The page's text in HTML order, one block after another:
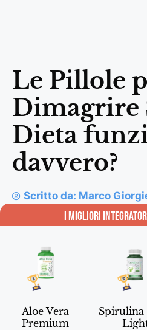
Le Pillole
Dimagrire
Dieta
davvero?
Scritto da: Marco
i migliori
Aloe Vera
Premium
Spirulina